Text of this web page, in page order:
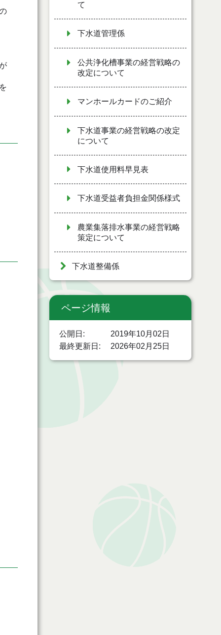
て
下水道管理係
公共浄化槽事業の経営戦略の
改定について
マンホールカードのご紹介
下水道事業の経営戦略の改定
について
下水道使用料早見表
下水道受益者負担金関係様式
農業集落排水事業の経営戦略
策定について
下水道整備係
ページ情報
公開日
2019年10月02日
最終更新日
2026年02月25日